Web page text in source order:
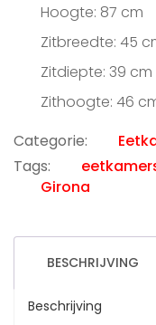
Hoogte: 87 cm
Zitbreedte: 45
Zitdiepte: 39 cm
Zithoogte: 46
Categorie:
Tags:
Girona
BESCHRIJVING
Beschrijving